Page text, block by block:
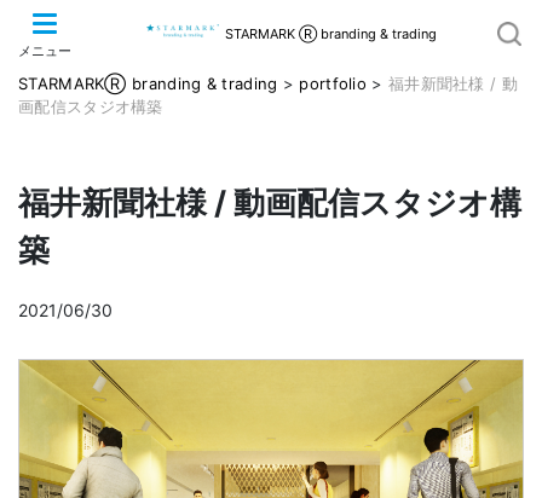
メニュー
STARMARK Ⓡ branding & trading
STARMARKⓇ branding & trading > portfolio > 福井新聞社様 / 動
画配信スタジオ構築
福井新聞社様 / 動画配信スタジオ構
築
2021/06/30